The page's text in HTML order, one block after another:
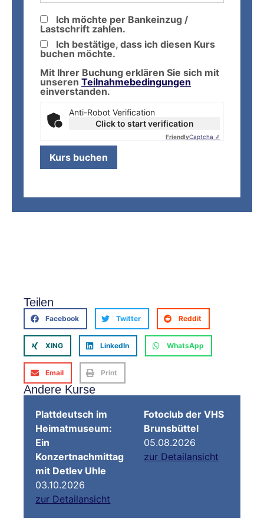
Ich möchte per Bankeinzug /
Lastschrift zahlen.
Ich bestätige, dass ich diesen Kurs
buchen möchte.
Mit Ihrer Buchung erklären Sie sich mit
unseren Teilnahmebedingungen
einverstanden.
Anti-Robot Verification
Click to start verification
FriendlyCaptcha ⇗
Teilen
Facebook Twitter Reddit
XING LinkedIn WhatsApp
Email Print
Andere Kurse
Plattdeutsch im
Heimatmuseum:
Ein
Konzertnachmittag
mit Detlev Uhle
03.10.2026
zur Detailansicht
Fotoclub der VHS
Brunsbüttel
05.08.2026
zur Detailansicht